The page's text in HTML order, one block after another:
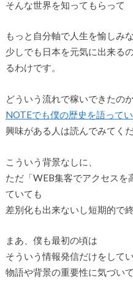
そんな世界を知ってもらって
もっと自分軸で人生を愉しみ
少しでも日本を元気に出来る
るわけです。
どういう流れで稼いできたの
NOTEでも僕の歴史を語って
興味がある人は読んでみてくだ
こういう背景なしに、
ただ「WEB集客でアクセスを
ていても
差別化も出来ないし短期的で
まあ、僕も最初の頃は
そういう情報発信だけをして
物語や背景の重要性に気づい